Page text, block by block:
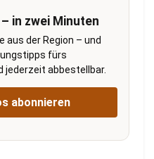
in zwei Minuten
aus der Region – und
fürs
jederzeit abbestellbar.
abonnieren